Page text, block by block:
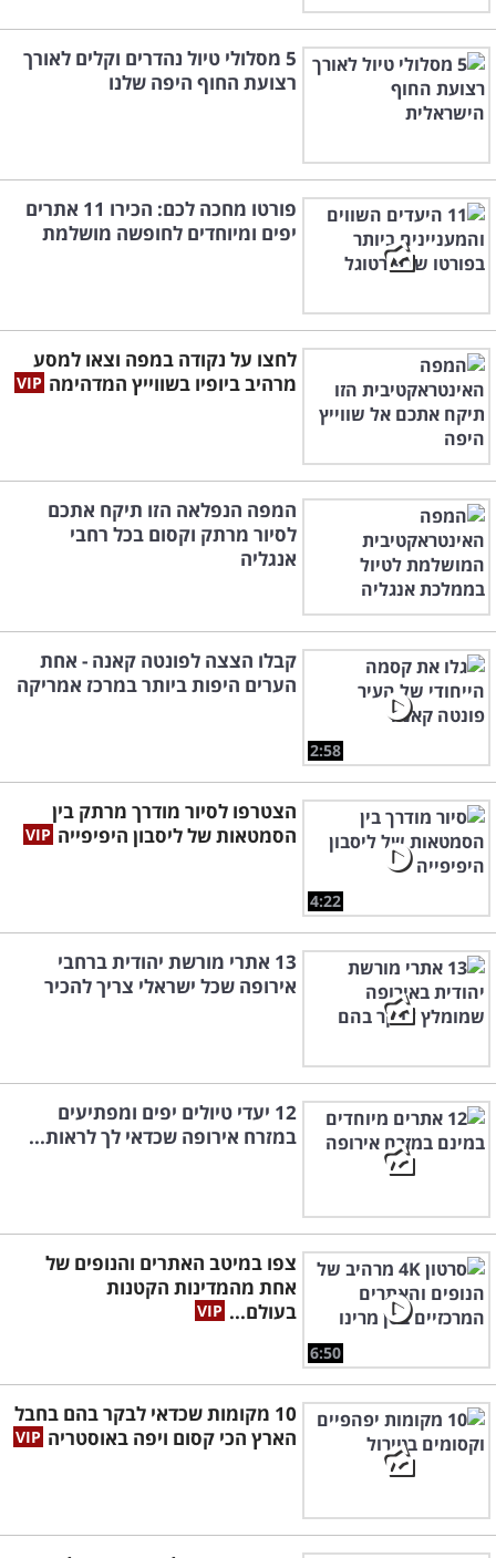
5 מסלולי טיול נהדרים וקלים לאורך
רצועת החוף היפה שלנו
פורטו מחכה לכם: הכירו 11 אתרים
יפים ומיוחדים לחופשה מושלמת
לחצו על נקודה במפה וצאו למסע
מרהיב ביופיו בשווייץ המדהימה
המפה הנפלאה הזו תיקח אתכם
לסיור מרתק וקסום בכל רחבי
אנגליה
2:58
קבלו הצצה לפונטה קאנה - אחת
הערים היפות ביותר במרכז אמריקה
4:22
הצטרפו לסיור מודרך מרתק בין
הסמטאות של ליסבון היפיפייה
13 אתרי מורשת יהודית ברחבי
אירופה שכל ישראלי צריך להכיר
12 יעדי טיולים יפים ומפתיעים
במזרח אירופה שכדאי לך לראות...
6:50
צפו במיטב האתרים והנופים של
אחת מהמדינות הקטנות
בעולם...
10 מקומות שכדאי לבקר בהם בחבל
הארץ הכי קסום ויפה באוסטריה